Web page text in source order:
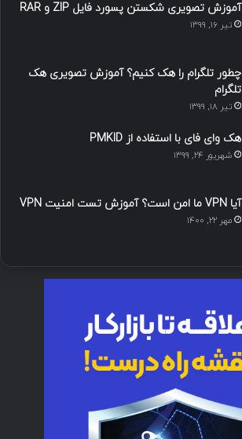
آموزش تصویری شکستن پسورد فایل ZIP و RAR
تیر ۱۶, ۱۳۹۹
چطور تلگرام را هک کنیم؟ آموزش تصویری هک
تلگرام
تیر ۱۸, ۱۳۹۹
هک وای فای با استفاده از PMKID
شهریور ۲۴, ۱۳۹۹
آیا VPN ما امن است؟ آموزش تست امنیت VPN
مهر ۲۲, ۱۴۰۰